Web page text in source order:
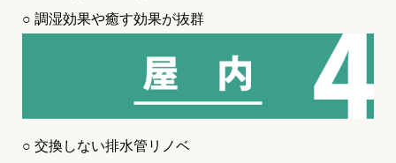
○ 調湿効果や癒す効果が抜群
○ 交換しない排水管リノベ